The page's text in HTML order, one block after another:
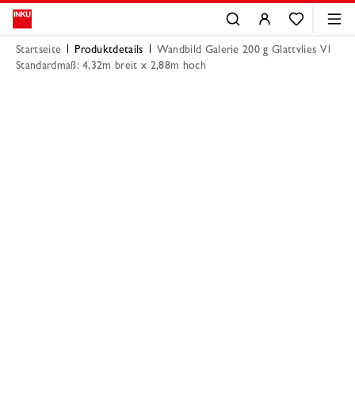
Startseite Produktdetails
Wandbild Galerie 200 g Glattvlies V1
Standardmaß: 4,32m breit x 2,88m hoch